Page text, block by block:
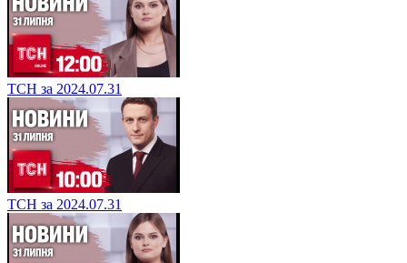
ТСН за 2024.07.31
ТСН за 2024.07.31